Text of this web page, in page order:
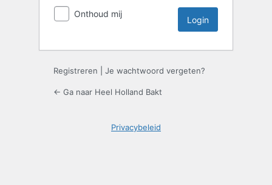
Onthoud mij
Registreren Je wachtwoord vergeten?
← Ga naar Heel Holland Bakt
Privacybeleid